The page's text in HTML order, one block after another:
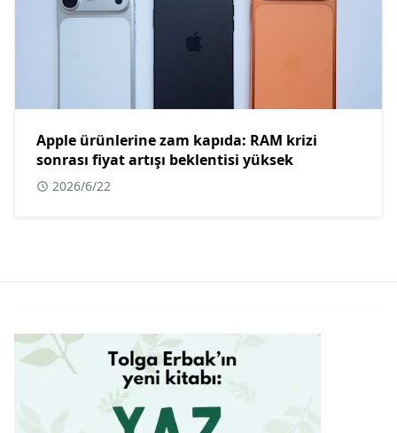
Apple ürünlerine zam kapıda: RAM krizi
sonrası fiyat artışı beklentisi yüksek
2026/6/22